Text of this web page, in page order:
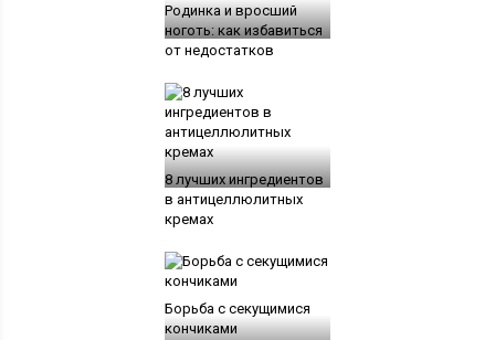
Родинка и вросший
ноготь: как избавиться
от недостатков
8 лучших ингредиентов
в антицеллюлитных
кремах
Борьба с секущимися
кончиками